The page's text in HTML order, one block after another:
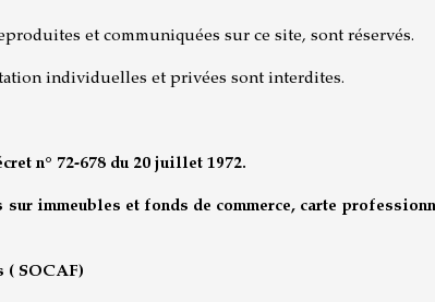
et communiquées sur ce site, sont réservés.
individuelles et privées sont interdites.
n° 72-678 du 20 juillet 1972.
immeubles et fonds de commerce, carte
( SOCAF)